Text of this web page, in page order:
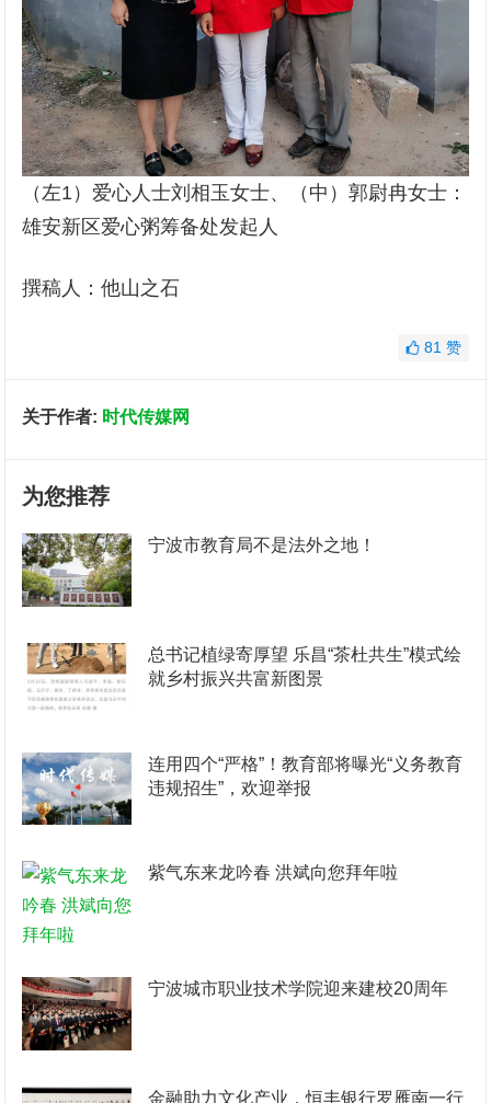
（左1）爱心人士刘相玉女士、（中）郭尉冉女士：
雄安新区爱心粥筹备处发起人
撰稿人：他山之石
81 赞
关于作者: 时代传媒网
为您推荐
宁波市教育局不是法外之地！
总书记植绿寄厚望 乐昌“茶杜共生”模式绘
就乡村振兴共富新图景
连用四个“严格”！教育部将曝光“义务教育
违规招生”，欢迎举报
紫气东来龙吟春 洪斌向您拜年啦
宁波城市职业技术学院迎来建校20周年
金融助力文化产业，恒丰银行罗雁南一行